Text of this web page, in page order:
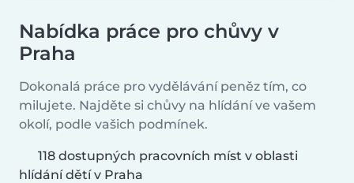
Nabídka práce pro chůvy v
Praha
Dokonalá práce pro vydělávání peněz tím, co
milujete. Najděte si chůvy na hlídání ve vašem
okolí, podle vašich podmínek.
118 dostupných pracovních míst v oblasti
hlídání dětí v Praha